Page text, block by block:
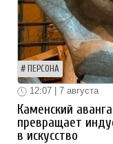
ПЕРСОНА
12:07 | 7 августа
Каменский
превращает
в искусство